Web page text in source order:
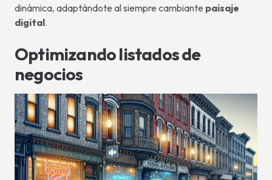
dinámica, adaptándote al siempre cambiante paisaje
digital.
Optimizando listados de
negocios